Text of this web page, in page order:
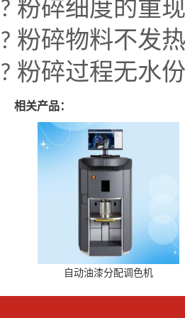
? 粉碎细度的重
? 粉碎物料不发热
? 粉碎过程无水
相关产品：
自动油漆分配调色机